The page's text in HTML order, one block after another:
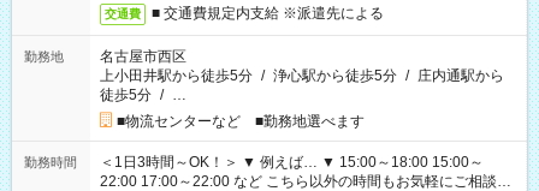
交通費 ■ 交通費規定内支給 ※派遣先による
勤務地
名古屋市西区
上小田井駅から徒歩5分 / 浄心駅から徒歩5分 / 庄内通駅から
徒歩5分 / …
■物流センターなど ■勤務地選べます
勤務時間
＜1日3時間～OK！＞ ▼ 例えば… ▼ 15:00～18:00 15:00～
22:00 17:00～22:00 など こちら以外の時間もお気軽にご相談く